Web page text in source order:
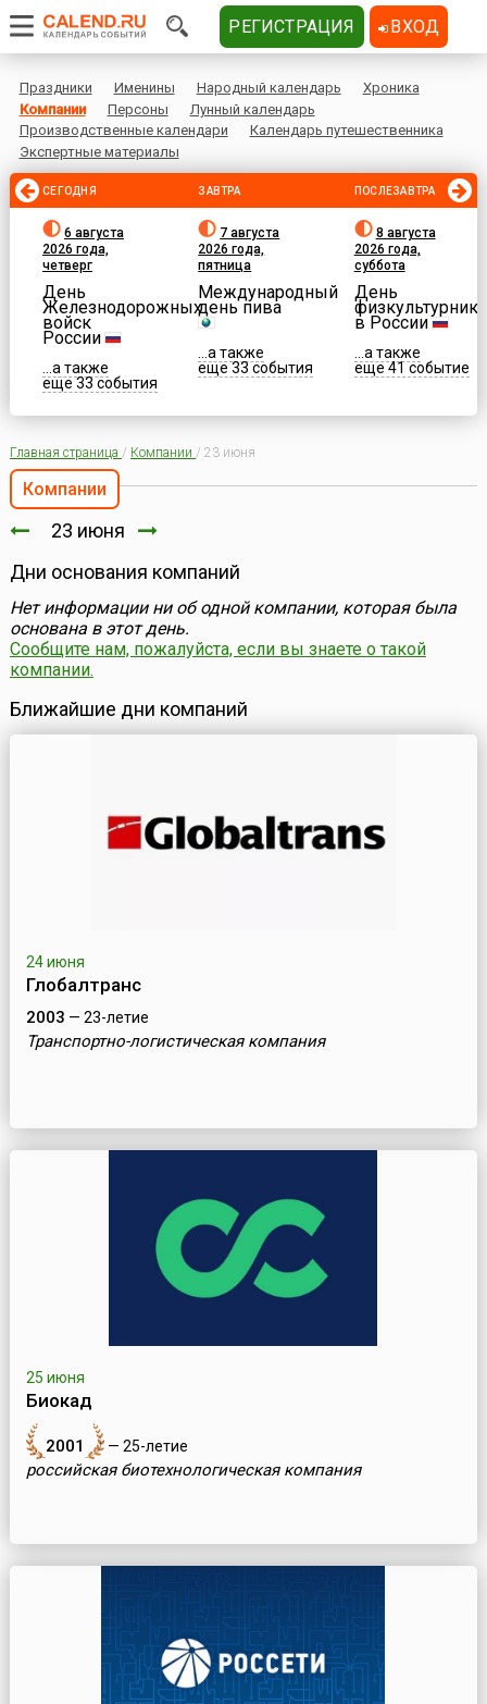
Праздники Именины Народный календарь
Хроника
Компании
Персоны
Лунный календарь
Производственные календари
Календарь путешественника
Экспертные материалы
СЕГОДНЯ
6 августа
2026 года,
четверг
День
Железнодорожных
войск
России
...а также
еще 33 события
ЗАВТРА
7 августа
2026 года,
пятница
Международный
день пива
...а также
еще 33 события
ПОСЛЕЗАВТРА
8 августа
2026 года,
суббота
День
физкультурника
в России
...а также
еще 41 событие
Главная страница / Компании / 23 июня
Компании
23 июня
Дни основания компаний
Нет информации ни об одной компании, которая была
основана в этот день.
Сообщите нам, пожалуйста, если вы знаете о такой
компании.
Ближайшие дни компаний
24 июня
Глобалтранс
2003 — 23-летие
Транспортно-логистическая компания
25 июня
Биокад
2001 — 25-летие
российская биотехнологическая компания
РЕГИСТРАЦИЯ ВХОД